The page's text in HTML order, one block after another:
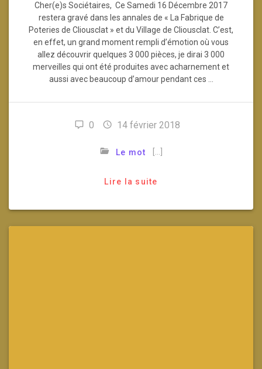
Cher(e)s Sociétaires, Ce Samedi 16 Décembre 2017
restera gravé dans les annales de « La Fabrique de
Poteries de Cliousclat » et du Village de Cliousclat. C’est,
en effet, un grand moment rempli d’émotion où vous
allez découvrir quelques 3 000 pièces, je dirai 3 000
merveilles qui ont été produites avec acharnement et
aussi avec beaucoup d’amour pendant ces …
0 14 février 2018
Le mot
Lire la suite